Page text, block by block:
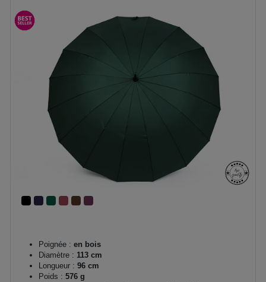
Poignée : en bois
Diamètre : 113 cm
Longueur : 96 cm
Poids : 576 g